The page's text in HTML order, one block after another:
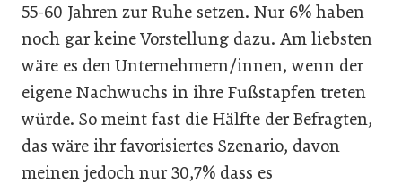
55-60 Jahren zur Ruhe setzen. Nur 6% haben
noch gar keine Vorstellung dazu. Am liebsten
wäre es den Unternehmern/innen, wenn der
eigene Nachwuchs in ihre Fußstapfen treten
würde. So meint fast die Hälfte der Befragten,
das wäre ihr favorisiertes Szenario, davon
meinen jedoch nur 30,7% dass es